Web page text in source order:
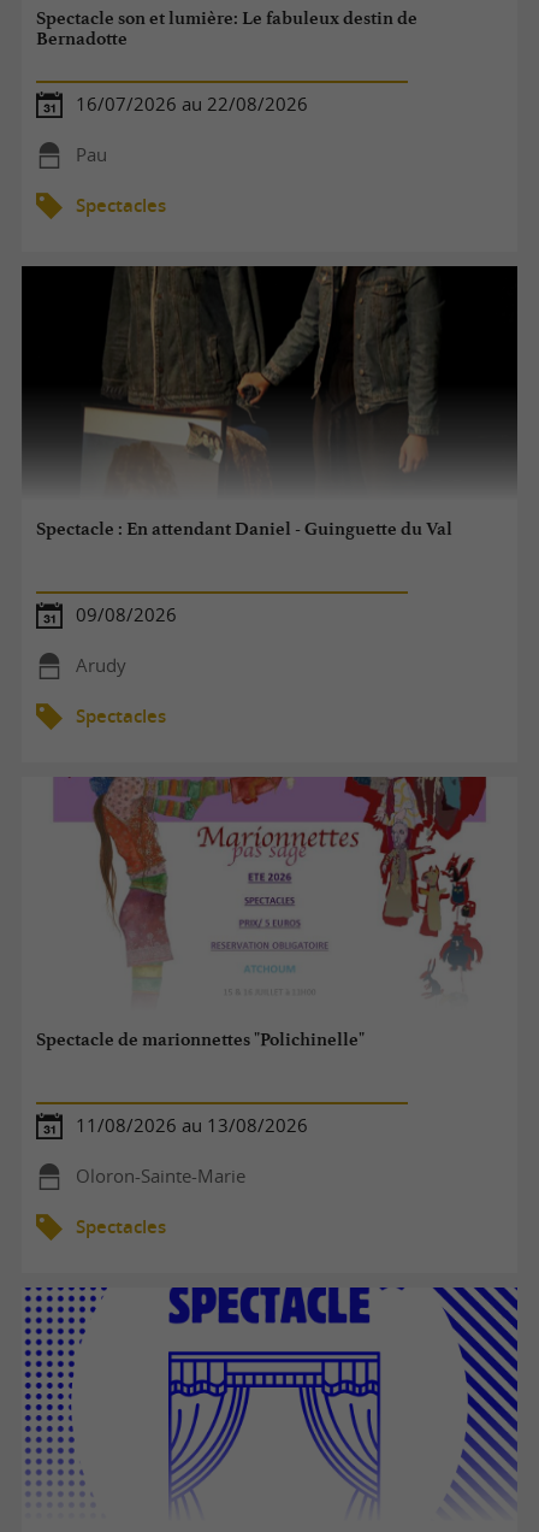
Spectacle son et lumière: Le fabuleux destin de
Bernadotte
16/07/2026 au 22/08/2026
Pau
Spectacles
Spectacle : En attendant Daniel - Guinguette du Val
09/08/2026
Arudy
Spectacles
Spectacle de marionnettes "Polichinelle"
11/08/2026 au 13/08/2026
Oloron-Sainte-Marie
Spectacles